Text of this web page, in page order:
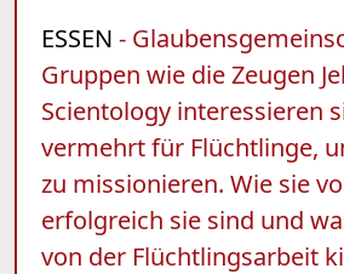
ESSEN -
Gruppen wie die Zeugen
Scientology interessieren
vermehrt für Flüchtlinge,
zu missionieren. Wie sie
erfolgreich sie sind und
von der Flüchtlingsarbeit